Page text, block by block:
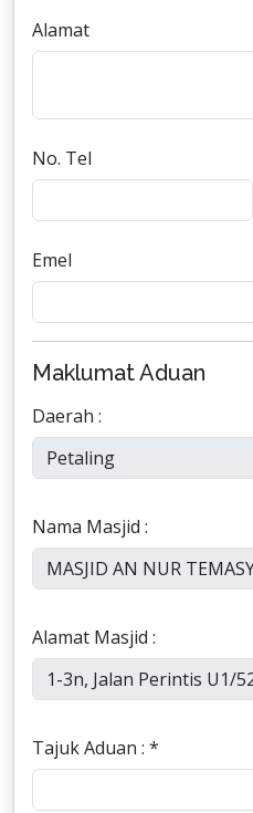
Alamat
No. Tel
Emel
Maklumat Aduan
Daerah :
Nama Masjid :
Alamat Masjid :
Tajuk Aduan : *